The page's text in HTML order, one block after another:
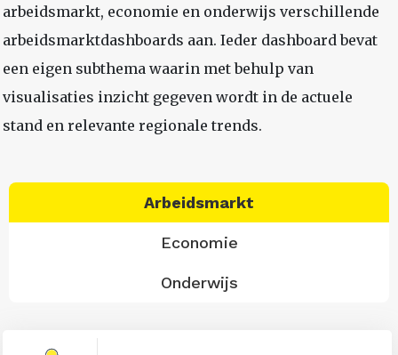
arbeidsmarkt, economie en onderwijs verschillende
arbeidsmarktdashboards aan. Ieder dashboard bevat
een eigen subthema waarin met behulp van
visualisaties inzicht gegeven wordt in de actuele
stand en relevante regionale trends.
Arbeidsmarkt
Economie
Onderwijs